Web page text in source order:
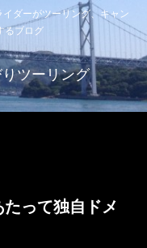
ダーがツーリング、キャン
るブログ
ツーリング
って独自ドメ